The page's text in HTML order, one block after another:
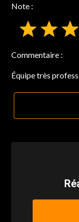
Note :
Commentaire :
Équipe très